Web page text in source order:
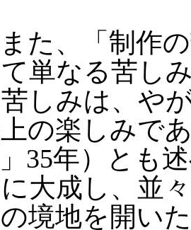
た、「制作
単なる苦し
しみは、や
の楽しみで
」35年）とも
大成し、並
境地を開い